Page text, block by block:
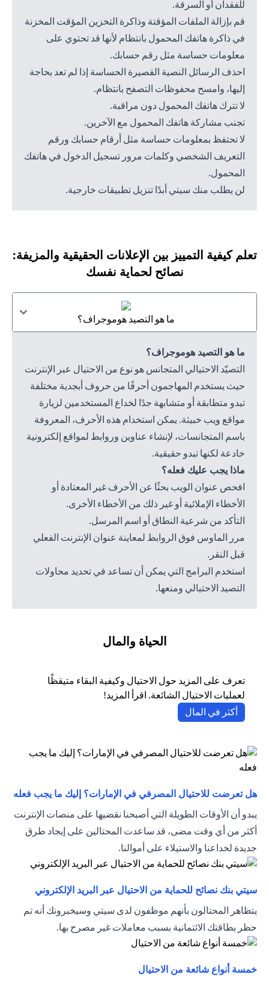
للفقدان أو السرقة.
قم بإزالة الملفات المؤقتة وذاكرة التخزين المؤقت المخزنة
في ذاكرة هاتفك المحمول بانتظام لأنها قد تحتوي على
معلومات حساسة مثل رقم حسابك.
احذف الرسائل النصية القصيرة الحساسة إذا لم تعد بحاجة
إليها، وامسح محفوظات التصفح بانتظام.
لا تترك هاتفك المحمول دون مراقبة.
تجنب مشاركة هاتفك المحمول مع الآخرين.
لا تحتفظ بمعلومات حساسة مثل أرقام حسابك ورقم
التعريف الشخصي وكلمات مرور تسجيل الدخول في هاتفك
المحمول.
لن يطلب منك سيتي أبدًا تنزيل تطبيقات خارجية.
تعلم كيفية التمييز بين الإعلانات الحقيقية والمزيفة:
نصائح لحماية نفسك
ما هو التصيد هوموجراف؟
ما هو التصيد هوموجراف؟
التصيّد الاحتيالي المتجانس هو نوع من الاحتيال عبر الإنترنت
حيث يستخدم المهاجمون أحرفًا من حروف أبجدية مختلفة
تبدو متطابقة أو متشابهة جدًا لخداع المستخدمين لزيارة
مواقع ويب خبيثة. يمكن استخدام هذه الأحرف، المعروفة
باسم المتجانسات، لإنشاء عناوين وروابط لمواقع إلكترونية
خادعة لكنها تبدو حقيقية.
ماذا يجب عليك فعله؟
افحص عنوان الويب بحثًا عن الأحرف غير المعتادة أو
الأخطاء الإملائية أو غير ذلك من الأخطاء الأخرى.
التأكد من شرعية النطاق أو اسم المرسل.
مرر الماوس فوق الروابط لمعاينة عنوان الإنترنت الفعلي
قبل النقر.
استخدم البرامج التي يمكن أن تساعد في تحديد محاولات
التصيد الاحتيالي ومنعها.
الحياة والمال
تعرف على المزيد حول الاحتيال وكيفية البقاء متيقظًا
لعمليات الاحتيال الشائعة. اقرأ المزيد!
أكثر في المال
هل تعرضت للاحتيال المصرفي في الإمارات؟ إليك ما يجب فعله
يبدو أن الأوقات الطويلة التي أصبحنا نقضيها على منصات الإنترنت
أكثر من أي وقت مضى، قد ساعدت المحتالين على إيجاد طرق
جديدة لخداعنا والاستيلاء على أموالنا.
سيتي بنك نصائح للحماية من الاحتيال عبر البريد الإلكتروني
يتظاهر المحتالون بأنهم موظفون لدى سيتي وسيخبرونك أنه تم
حظر بطاقتك الائتمانية بسبب معاملات غير مصرح بها.
خمسة أنواع شائعة من الاحتيال